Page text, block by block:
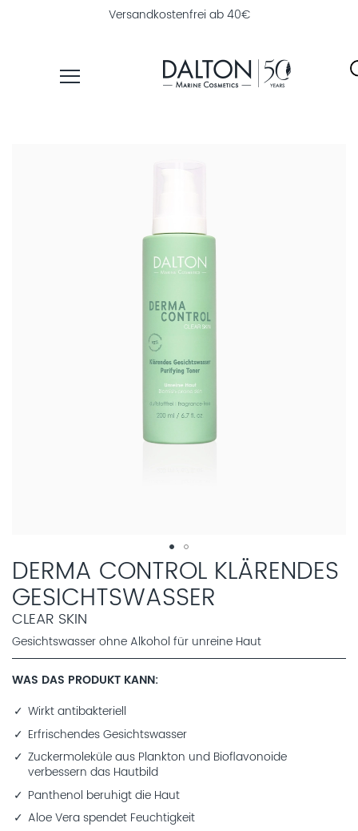
Versandkostenfrei ab 40€
DERMA CONTROL KLÄRENDES
GESICHTSWASSER
CLEAR SKIN
Gesichtswasser ohne Alkohol für unreine Haut
WAS DAS PRODUKT KANN
Wirkt antibakteriell
Erfrischendes Gesichtswasser
Zuckermoleküle aus Plankton und Bioflavonoide
verbessern das Hautbild
Panthenol beruhigt die Haut
Aloe Vera spendet Feuchtigkeit